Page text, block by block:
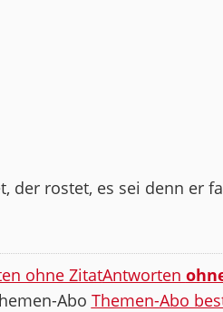
der rostet, es sei denn er
Antworten
Themen-Abo